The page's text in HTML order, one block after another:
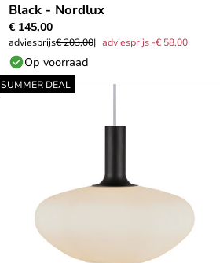
Black - Nordlux
€ 145,00
adviesprijs€ 203,00 adviesprijs -€ 58,00
Op voorraad
SUMMER DEAL